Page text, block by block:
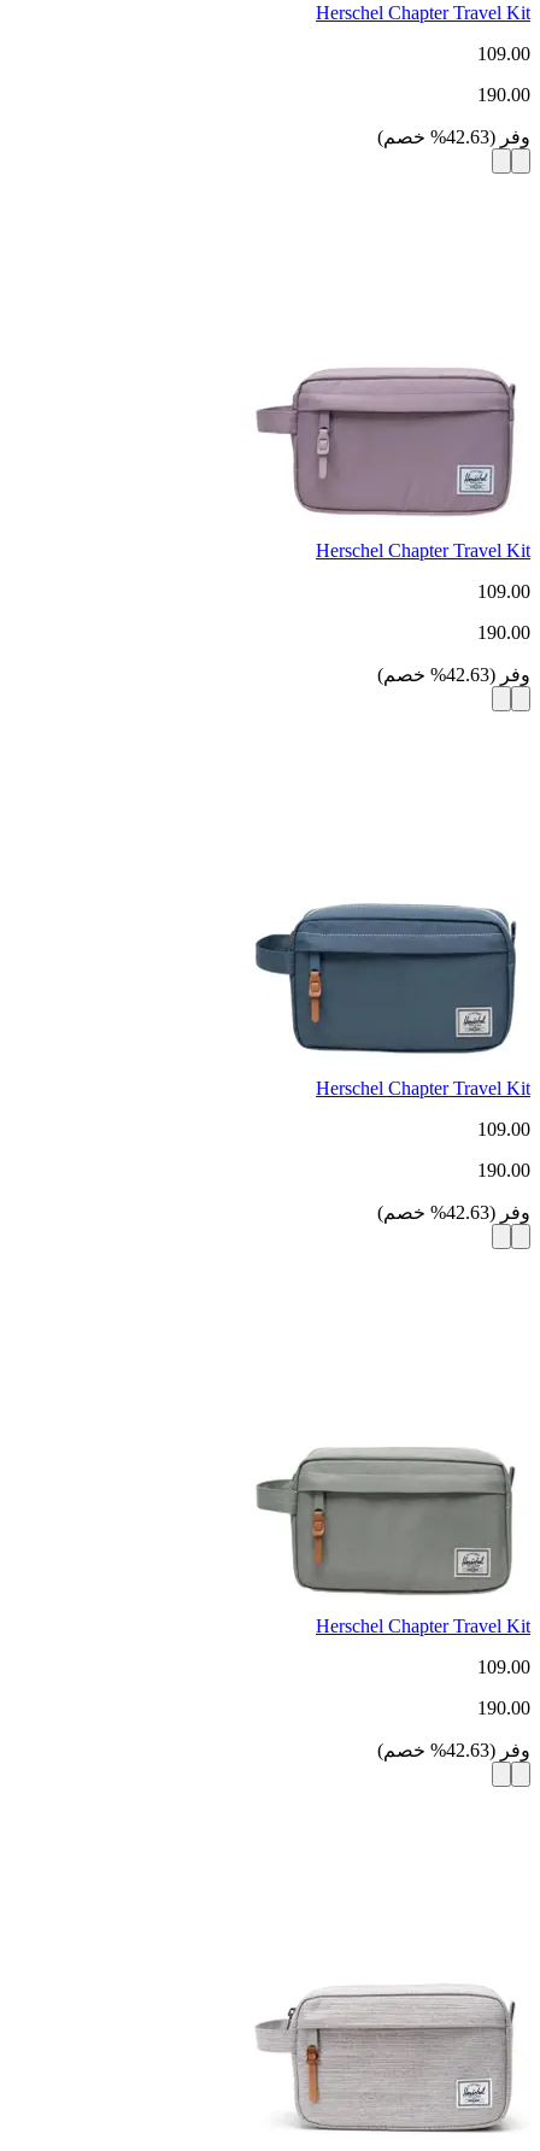
Herschel Chapter Travel Kit
109.00
190.00
وفر (
42.63
% خصم)
Herschel Chapter Travel Kit
109.00
190.00
وفر (
42.63
% خصم)
Herschel Chapter Travel Kit
109.00
190.00
وفر (
42.63
% خصم)
Herschel Chapter Travel Kit
109.00
190.00
وفر (
42.63
% خصم)